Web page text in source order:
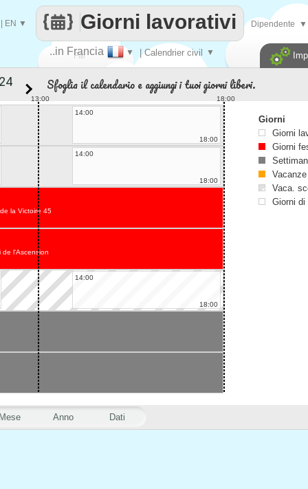
Fai
..in Francia ▼ | Calendrier civil ▼
Giorni lavorativi
EN ▼ Dipendente ▼
Anno Dati
Sfoglia il calendario e aggiungi i tuoi giorni liberi.
13:00
18:00
14:00
18:00
14:00
18:00
la Victoire 45
de l'Ascension
14:00
18:00
Giorni
Giorni
Giorni
Vacanze
Vaca.
Giorni